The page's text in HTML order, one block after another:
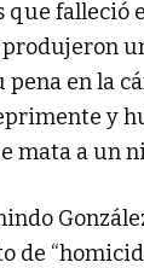
falleció
en la
y
mata a un
de